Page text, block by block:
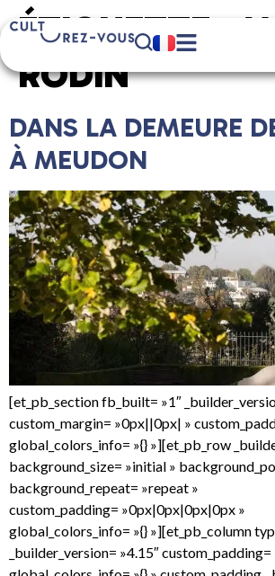
ÉTIQUETTE :
RODIN
DANS LA DEMEURE
À MEUDON
[et_pb_section fb_built= »1″
custom_margin= »0px||0px| »
global_colors_info= »{} »][et_pb_row
background_size= »initial »
background_repeat= »repeat »
custom_padding= »0px|0px|0px|0px »
global_colors_info= »{} »][et_pb_column
_builder_version= »4.15″ custom_padding=